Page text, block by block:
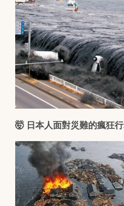
🤯 日本人面對災難的瘋狂